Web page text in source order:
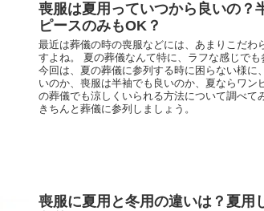
喪服は夏用っていつから良いの？
ピースのみもOK？
最近は葬儀の時の喪服などには、あまりこだわ
すよね。 夏の葬儀なんて特に、ラフな感じで
今回は、夏の葬儀に参列する時に困らない様に
いのか、喪服は半袖でも良いのか、夏ならワン
の葬儀でも涼しくいられる方法について調べて
きちんと葬儀に参列しましょう。
喪服に夏用と冬用の違いは？夏用